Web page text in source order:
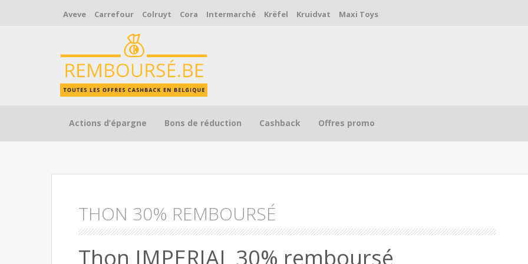
Aveve Carrefour Colruyt Cora Intermarché Krëfel Kruidvat Maxi Toys
Skip to content
Actions d’épargne Bons de réduction Cashback Offres promo
THON 30% REMBOURSÉ
Thon IMPERIAL 30% remboursé